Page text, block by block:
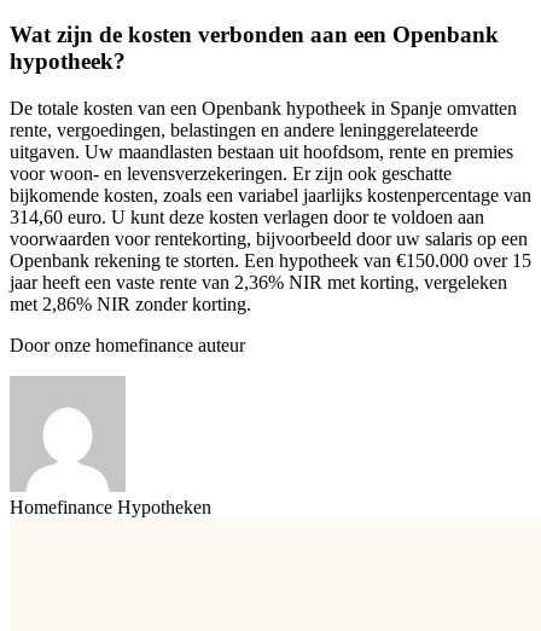
Wat zijn de kosten verbonden aan een Openbank
hypotheek?
De totale kosten van een Openbank hypotheek in Spanje omvatten
rente, vergoedingen, belastingen en andere leninggerelateerde
uitgaven. Uw maandlasten bestaan uit hoofdsom, rente en premies
voor woon- en levensverzekeringen. Er zijn ook geschatte
bijkomende kosten, zoals een variabel jaarlijks kostenpercentage van
314,60 euro. U kunt deze kosten verlagen door te voldoen aan
voorwaarden voor rentekorting, bijvoorbeeld door uw salaris op een
Openbank rekening te storten. Een hypotheek van €150.000 over 15
jaar heeft een vaste rente van 2,36% NIR met korting, vergeleken
met 2,86% NIR zonder korting.
Door onze homefinance auteur
Homefinance Hypotheken